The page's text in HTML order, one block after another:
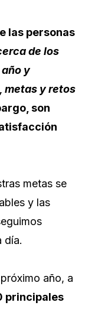
las personas
de los
y
metas y retos
son
metas se
y las
día.
año, a
principales